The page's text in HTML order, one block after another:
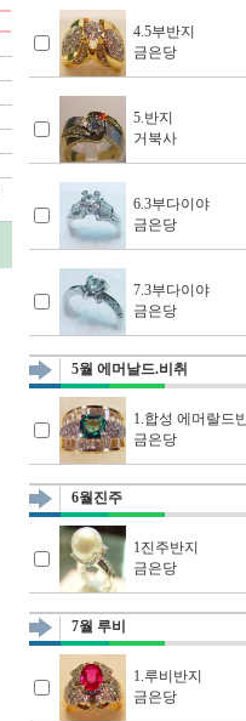
4.5부반지
금은당
5.반지
거북사
6.3부다이야
금은당
7.3부다이야
금은당
5월 에머날드.비취
1.합성 에머랄드
금은당
6월진주
1진주반지
금은당
7월 루비
1.루비반지
금은당